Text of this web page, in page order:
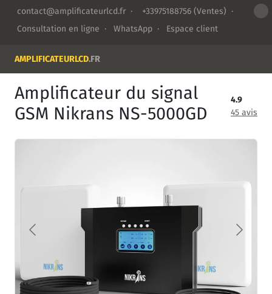
contact@amplificateurlcd.fr · +33975188756 (Ventes) ·
Consultation en ligne · WhatsApp · Espace client
AMPLIFICATEURLCD.FR
Amplificateur du signal
GSM Nikrans NS-5000GD
4.9
45 avis